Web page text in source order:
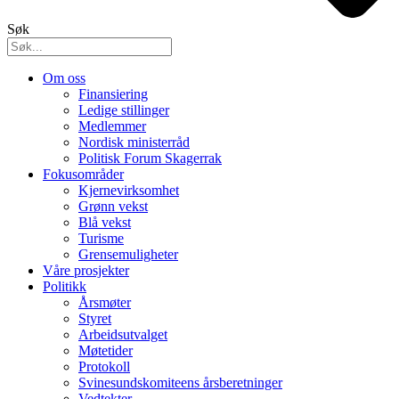
Søk
Om oss
Finansiering
Ledige stillinger
Medlemmer
Nordisk ministerråd
Politisk Forum Skagerrak
Fokusområder
Kjernevirksomhet
Grønn vekst
Blå vekst
Turisme
Grensemuligheter
Våre prosjekter
Politikk
Årsmøter
Styret
Arbeidsutvalget
Møtetider
Protokoll
Svinesundskomiteens årsberetninger